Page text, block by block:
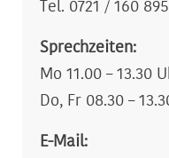
Tel. 0721 / 160
Sprechzeiten:
Mo 11.00 – 13.30
Do, Fr 08.30 –
E-Mail: